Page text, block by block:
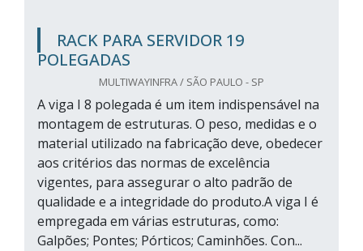
RACK PARA SERVIDOR 19
POLEGADAS
MULTIWAYINFRA / SÃO PAULO - SP
A viga I 8 polegada é um item indispensável na
montagem de estruturas. O peso, medidas e o
material utilizado na fabricação deve, obedecer
aos critérios das normas de excelência
vigentes, para assegurar o alto padrão de
qualidade e a integridade do produto.A viga I é
empregada em várias estruturas, como:
Galpões; Pontes; Pórticos; Caminhões. Con...